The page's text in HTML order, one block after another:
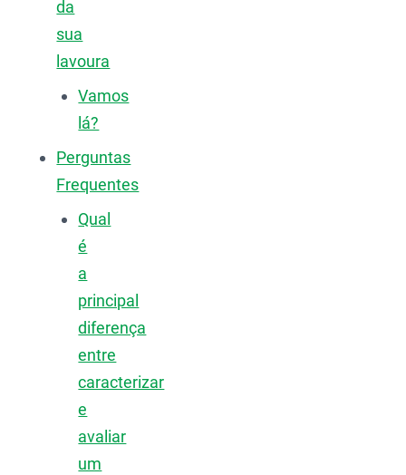
da
sua
lavoura
Vamos
lá?
Perguntas
Frequentes
Qual
é
a
principal
diferença
entre
caracterizar
e
avaliar
um